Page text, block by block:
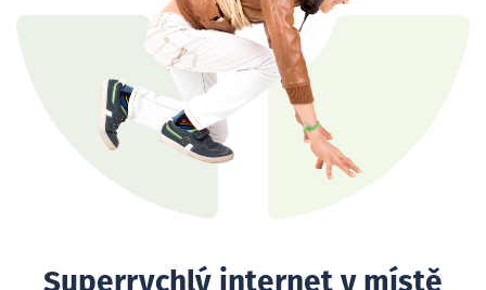
Superrychlý internet v místě